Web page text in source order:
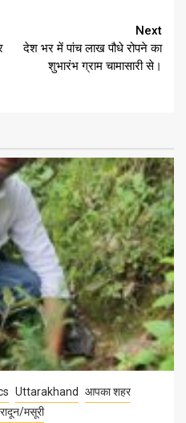
Next
देश भर में पांच लाख पौधे रोपने का
शुभारंभ ग्राम चामासारी से।
Uttarakhand
आपका शहर
मसूरी